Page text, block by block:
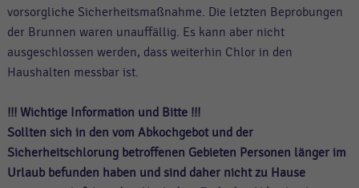
vorsorgliche Sicherheitsmaßnahme. Die letzten Beprobungen
der Brunnen waren unauffällig. Es kann aber nicht
ausgeschlossen werden, dass weiterhin Chlor in den
Haushalten messbar ist.
!!! Wichtige Information und Bitte !!!
Sollten sich in den vom Abkochgebot und der
Sicherheitschlorung betroffenen Gebieten Personen länger im
Urlaub befunden haben und sind daher nicht zu Hause